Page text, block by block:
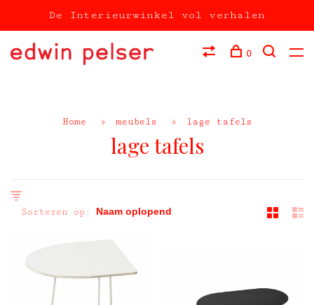
De Interieurwinkel vol verhalen
0
Home meubels lage tafels
lage tafels
Sorteren op: